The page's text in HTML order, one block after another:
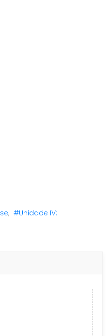
, #Unidade IV: